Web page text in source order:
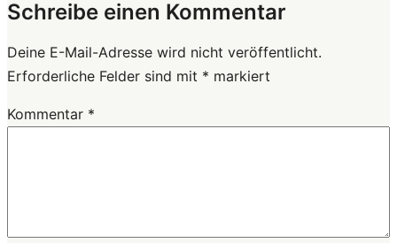
Schreibe einen Kommentar
Deine E-Mail-Adresse wird nicht veröffentlicht.
Erforderliche Felder sind mit * markiert
Kommentar *